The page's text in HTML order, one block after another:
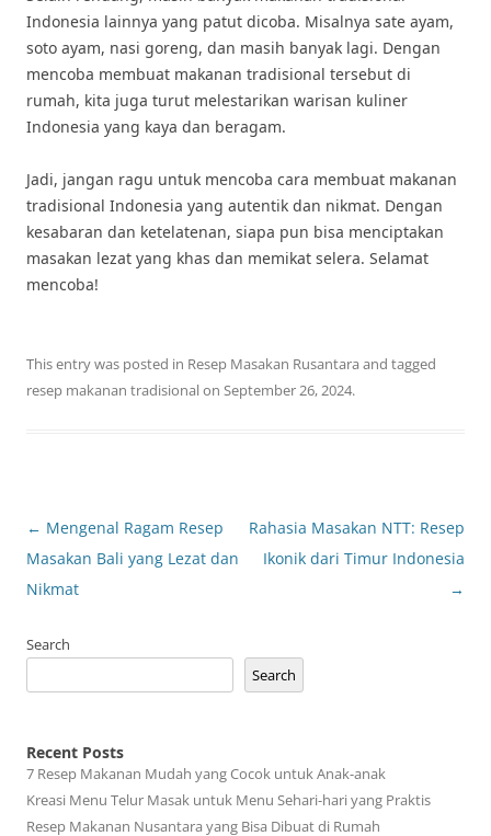
Indonesia lainnya yang patut dicoba. Misalnya sate ayam,
soto ayam, nasi goreng, dan masih banyak lagi. Dengan
mencoba membuat makanan tradisional tersebut di
rumah, kita juga turut melestarikan warisan kuliner
Indonesia yang kaya dan beragam.
Jadi, jangan ragu untuk mencoba cara membuat makanan
tradisional Indonesia yang autentik dan nikmat. Dengan
kesabaran dan ketelatenan, siapa pun bisa menciptakan
masakan lezat yang khas dan memikat selera. Selamat
mencoba!
This entry was posted in Resep Masakan Rusantara and tagged
resep makanan tradisionalon September 26, 2024.
Post
navigation
← Mengenal Ragam Resep
Masakan Bali yang Lezat dan
Nikmat
Rahasia Masakan NTT: Resep
Ikonik dari Timur Indonesia
→
Search
Search
Recent Posts
7 Resep Makanan Mudah yang Cocok untuk Anak-anak
Kreasi Menu Telur Masak untuk Menu Sehari-hari yang Praktis
Resep Makanan Nusantara yang Bisa Dibuat di Rumah